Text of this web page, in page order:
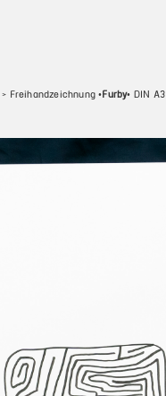
> Freihandzeichnung •Furby• DIN A3